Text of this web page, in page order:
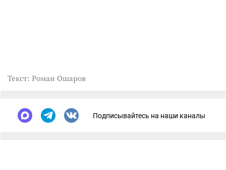
Текст: Роман Ошаров
Подписывайтесь на наши каналы